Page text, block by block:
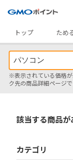
トップ
ため
※表示されている価格
ク先の商品詳細ページ
該当する商品が
カテゴリ